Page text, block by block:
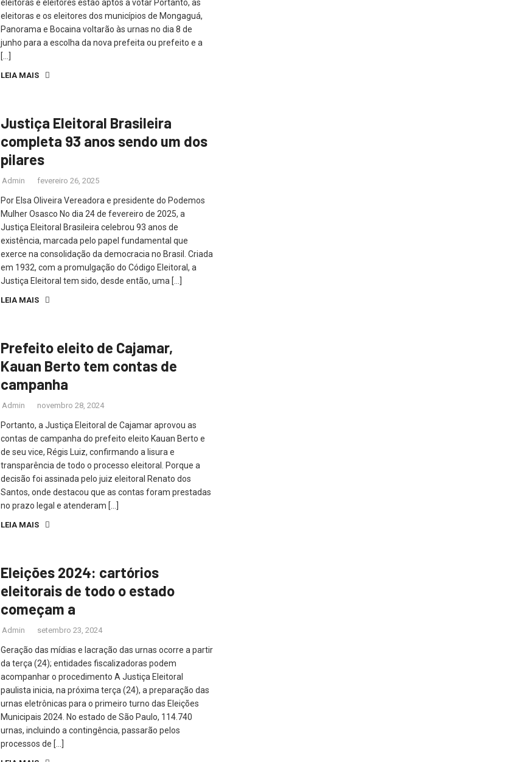
eleitoras e eleitores estão aptos a votar Portanto, as
eleitoras e os eleitores dos municípios de Mongaguá,
Panorama e Bocaina voltarão às urnas no dia 8 de
junho para a escolha da nova prefeita ou prefeito e a
[…]
LEIA MAIS
Justiça Eleitoral Brasileira
completa 93 anos sendo um dos
pilares
Admin fevereiro 26, 2025
Por Elsa Oliveira Vereadora e presidente do Podemos
Mulher Osasco No dia 24 de fevereiro de 2025, a
Justiça Eleitoral Brasileira celebrou 93 anos de
existência, marcada pelo papel fundamental que
exerce na consolidação da democracia no Brasil. Criada
em 1932, com a promulgação do Código Eleitoral, a
Justiça Eleitoral tem sido, desde então, uma […]
LEIA MAIS
Prefeito eleito de Cajamar,
Kauan Berto tem contas de
campanha
Admin novembro 28, 2024
Portanto, a Justiça Eleitoral de Cajamar aprovou as
contas de campanha do prefeito eleito Kauan Berto e
de seu vice, Régis Luiz, confirmando a lisura e
transparência de todo o processo eleitoral. Porque a
decisão foi assinada pelo juiz eleitoral Renato dos
Santos, onde destacou que as contas foram prestadas
no prazo legal e atenderam […]
LEIA MAIS
Eleições 2024: cartórios
eleitorais de todo o estado
começam a
Admin setembro 23, 2024
Geração das mídias e lacração das urnas ocorre a partir
da terça (24); entidades fiscalizadoras podem
acompanhar o procedimento A Justiça Eleitoral
paulista inicia, na próxima terça (24), a preparação das
urnas eletrônicas para o primeiro turno das Eleições
Municipais 2024. No estado de São Paulo, 114.740
urnas, incluindo a contingência, passarão pelos
processos de […]